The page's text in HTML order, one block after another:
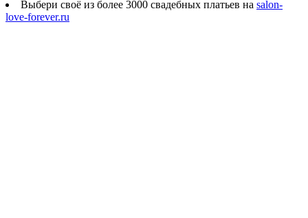
Выбери своё из более 3000 свадебных платьев на salon-
love-forever.ru